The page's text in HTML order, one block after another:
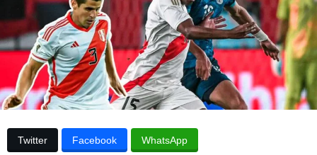
l
a
u
b
l
i
s
e
l
a
b
Twitter Facebook WhatsApp